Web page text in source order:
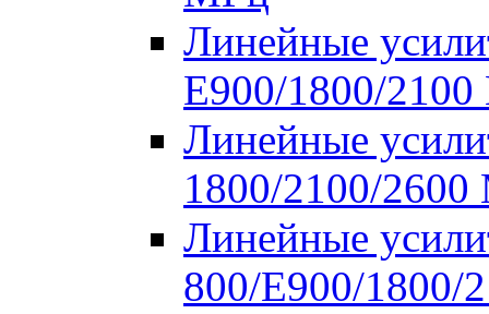
Линейные
E900/1800/
Линейные
1800/2100/
Линейные
800/E900/